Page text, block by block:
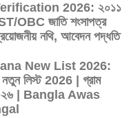
2026: ২০১১
OBC জাতি শংসাপত্র
নথি, আবেদন পদ্ধতি
New List 2026:
নতুন লিস্ট 2026 | গ্রাম
২০২৬ | Bangla Awas